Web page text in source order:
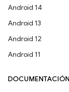
Android 14
Android 13
Android 12
Android 11